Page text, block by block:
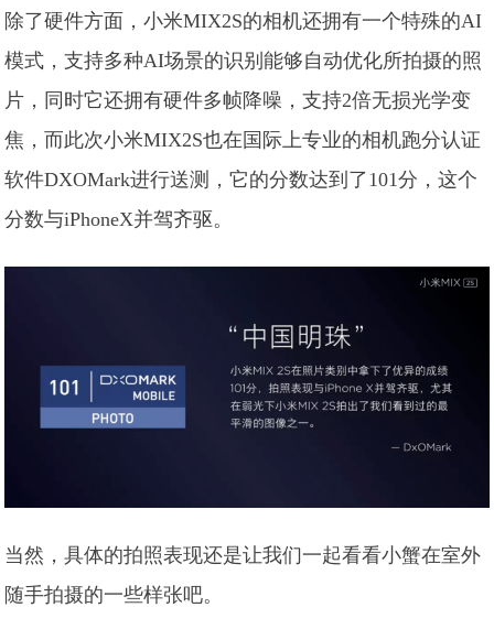
除了硬件方面，小米MIX2S的相机还拥有一个特殊的AI
模式，支持多种AI场景的识别能够自动优化所拍摄的照
片，同时它还拥有硬件多帧降噪，支持2倍无损光学变
焦，而此次小米MIX2S也在国际上专业的相机跑分认证
软件DXOMark进行送测，它的分数达到了101分，这个
分数与iPhoneX并驾齐驱。
当然，具体的拍照表现还是让我们一起看看小蟹在室外
随手拍摄的一些样张吧。